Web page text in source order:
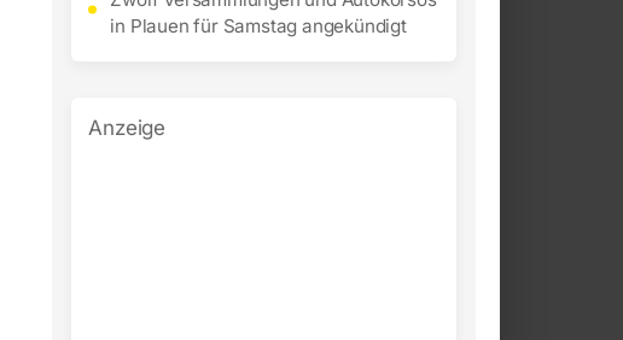
in Plauen für Samstag angekündigt
Anzeige